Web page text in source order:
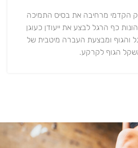
הקדמי מרחיבה את בסיס התמיכה
כף הרגל לבצע את ייעודן כעוגן
והגוף ומבצעת העברה מיטבית של
הגוף לקרקע.